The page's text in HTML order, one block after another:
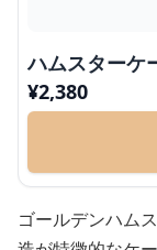
ハムスターケ
¥2,380
ゴールデンハム